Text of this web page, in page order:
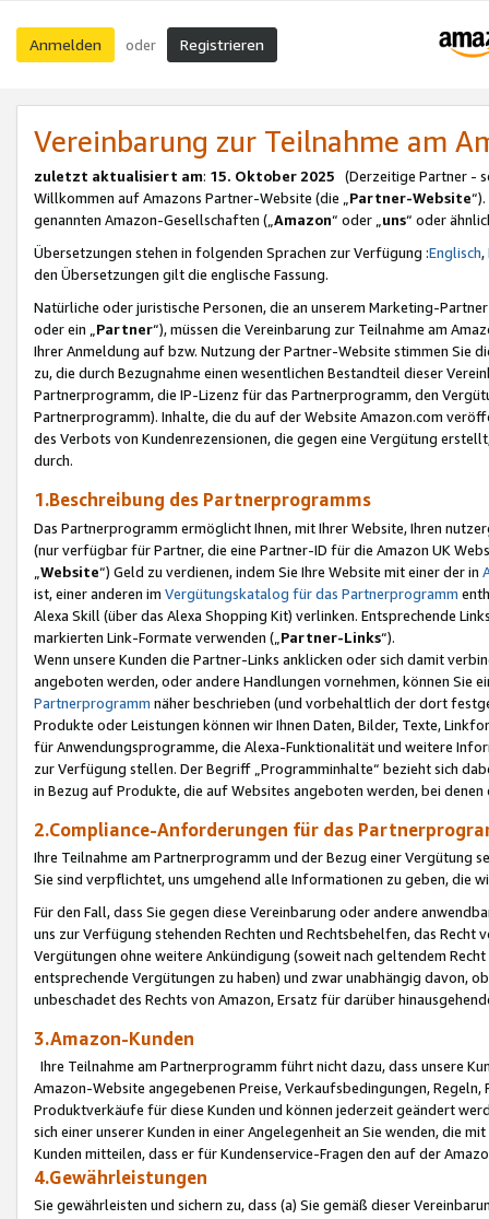
Anmelden oder Registrieren
Vereinbarung zur Teilnahme am
zuletzt aktualisiert am: 15. Oktober 2025 (Derzeitige Partner -
Willkommen auf Amazons Partner-Website (die „Partner-Website
genannten Amazon-Gesellschaften („Amazon“ oder „uns“ oder
Übersetzungen stehen in folgenden Sprachen zur Verfügung :Englisch,
den Übersetzungen gilt die englische Fassung.
Natürliche oder juristische Personen, die an unserem Marketing-
oder ein „Partner“), müssen die Vereinbarung zur Teilnahme am
Ihrer Anmeldung auf bzw. Nutzung der Partner-Website stimmen Sie
zu, die durch Bezugnahme einen wesentlichen Bestandteil dieser
Partnerprogramm, die IP-Lizenz für das Partnerprogramm, den
Partnerprogramm). Inhalte, die du auf der Website Amazon.com
des Verbots von Kundenrezensionen, die gegen eine Vergütung
durch.
1.Beschreibung des Partnerprogramms
Das Partnerprogramm ermöglicht Ihnen, mit Ihrer Website, Ihren
(nur verfügbar für Partner, die eine Partner-ID für die Amazon UK
Website“) Geld zu verdienen, indem Sie Ihre Website mit einer der in
ist, einer anderen im Vergütungskatalog für das Partnerprogramm
Alexa Skill (über das Alexa Shopping Kit) verlinken. Entsprechende
markierten Link-Formate verwenden („ Partner-Links“).
Wenn unsere Kunden die Partner-Links anklicken oder sich damit
angeboten werden, oder andere Handlungen vornehmen, können Sie
Partnerprogramm näher beschrieben (und vorbehaltlich der dort
Produkte oder Leistungen können wir Ihnen Daten, Bilder, Texte,
für Anwendungsprogramme, die Alexa-Funktionalität und weitere
zur Verfügung stellen. Der Begriff „Programminhalte“ bezieht sich
in Bezug auf Produkte, die auf Websites angeboten werden, bei
2.Compliance-Anforderungen für das
Ihre Teilnahme am Partnerprogramm und der Bezug einer Vergütung
Sie sind verpflichtet, uns umgehend alle Informationen zu geben, die
Für den Fall, dass Sie gegen diese Vereinbarung oder andere
uns zur Verfügung stehenden Rechten und Rechtsbehelfen, das
Vergütungen ohne weitere Ankündigung (soweit nach geltendem
entsprechende Vergütungen zu haben) und zwar unabhängig davon,
unbeschadet des Rechts von Amazon, Ersatz für darüber
3.Amazon-Kunden
Ihre Teilnahme am Partnerprogramm führt nicht dazu, dass unsere
Amazon-Website angegebenen Preise, Verkaufsbedingungen,
Produktverkäufe für diese Kunden und können jederzeit geändert
sich einer unserer Kunden in einer Angelegenheit an Sie wenden, die
Kunden mitteilen, dass er für Kundenservice-Fragen den auf der
4.Gewährleistungen
Sie gewährleisten und sichern zu, dass (a) Sie gemäß dieser